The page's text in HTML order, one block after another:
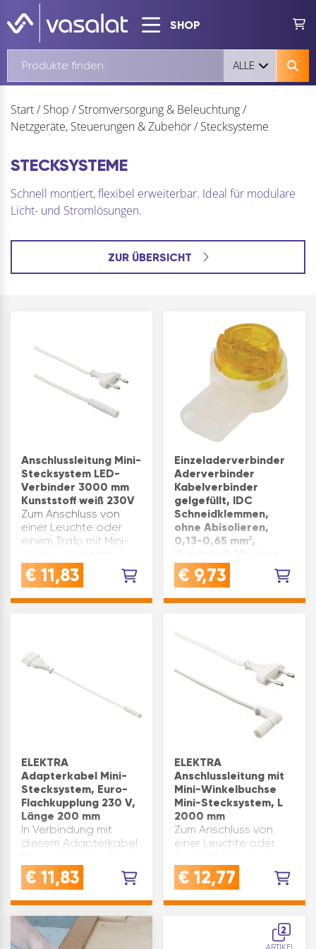
SHOP
ALLE
Start/ Shop / Stromversorgung & Beleuchtung/
Netzgeräte, Steuerungen & Zubehör/ Stecksysteme
STECKSYSTEME
Schnell montiert, flexibel erweiterbar. Ideal für modulare
Licht- und Stromlösungen.
ZUR ÜBERSICHT
Anschlussleitung Mini-
Stecksystem LED-
Verbinder 3000 mm
Kunststoff weiß 230V
Zum Anschluss von
einer Leuchte oder
einem Trafo mit Mini-
Euro-Flachstecker,
Mini-Buchse
Leistung(W): max. 550
€ 11,83
Einzeladerverbinder
Aderverbinder
Kabelverbinder
gelgefüllt, IDC
Schneidklemmen,
ohne Abisolieren,
0,13-0,65 mm²,
verzinnt, 15 x 9 x 8,5
mm
Einzeladerverbinder
Verbindung
feindrähtiger und
massiver
KupferleitungenQUALITÄT:
Kunststoffgehäuse
und verzinntes
Messing  Qualität, die
Hand und Heimwerker
€ 9,73
ELEKTRA
Adapterkabel Mini-
Stecksystem, Euro-
Flachkupplung 230 V,
Länge 200 mm
In Verbindung mit
diesem Adapterkabel
Trafos und Netzgeräte
mit Euro-Flachstecker
Mini-Stecksystem
angeschlossen
werden. Spannung:
€ 11,83
ELEKTRA
Anschlussleitung mit
Mini-Winkelbuchse
Mini-Stecksystem, L
2000 mm
Zum Anschluss von
einer Leuchte oder
Spannung: 230 V
Länge(mm): 2000
Ausstattung: Euro-
€ 12,77
2